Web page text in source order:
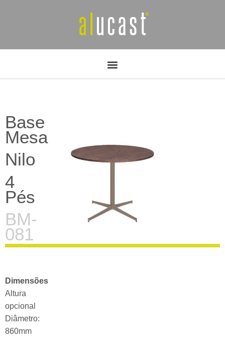
Base
Mesa
Nilo
4
Pés
BM-
081
Dimensões
Altura
opcional
Diâmetro:
860mm